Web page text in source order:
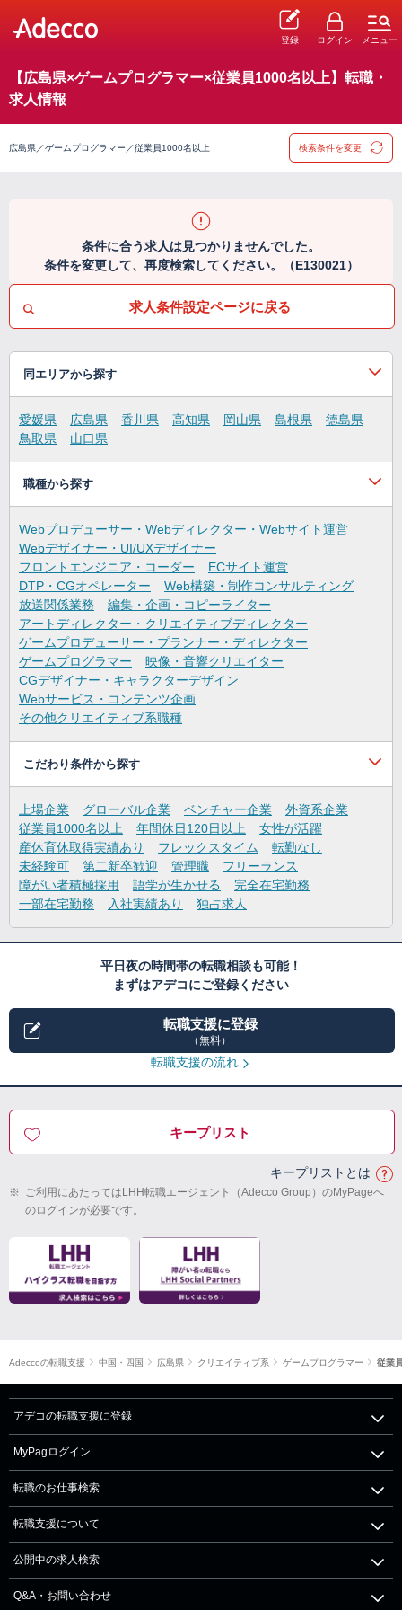
登録 ログイン メニュー
【広島県×ゲームプログラマー×従業員1000名以上】転職・
求人情報
広島県／ゲームプログラマー／従業員1000名以上 検索条件を変更
条件に合う求人は見つかりませんでした。
条件を変更して、再度検索してください。（E130021）
求人条件設定ページに戻る
同エリアから探す
愛媛県 広島県 香川県 高知県 岡山県 島根県
徳島県
鳥取県
山口県
職種から探す
Webプロデューサー・Webディレクター・Webサイト運営
Webデザイナー・UI/UXデザイナー
フロントエンジニア・コーダー
ECサイト運営
DTP・CGオペレーター
Web構築・制作コンサルティング
放送関係業務
編集・企画・コピーライター
アートディレクター・クリエイティブディレクター
ゲームプロデューサー・プランナー・ディレクター
ゲームプログラマー
映像・音響クリエイター
CGデザイナー・キャラクターデザイン
Webサービス・コンテンツ企画
その他クリエイティブ系職種
こだわり条件から探す
上場企業 グローバル企業 ベンチャー企業
外資系企業
従業員1000名以上
年間休日120日以上
女性が活躍
産休育休取得実績あり
フレックスタイム
転勤なし
未経験可
第二新卒歓迎 管理職
フリーランス
障がい者積極採用
語学が生かせる
完全在宅勤務
一部在宅勤務
入社実績あり 独占求人
平日夜の時間帯の転職相談も可能！
まずはアデコにご登録ください
転職支援に登録
（無料）
転職支援の流れ
キープリスト
キープリストとは
※ ご利用にあたってはLHH転職エージェント（Adecco Group）のMyPageへ
のログインが必要です。
Adeccoの転職支援 中国・四国 広島県 クリエイティブ系 ゲームプログラマー 従業
アデコの転職支援に登録
MyPagログイン
転職のお仕事検索
転職支援について
公開中の求人検索
Q&A・お問い合わせ